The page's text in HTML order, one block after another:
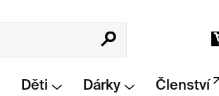
Hledat
Děti Dárky Členství